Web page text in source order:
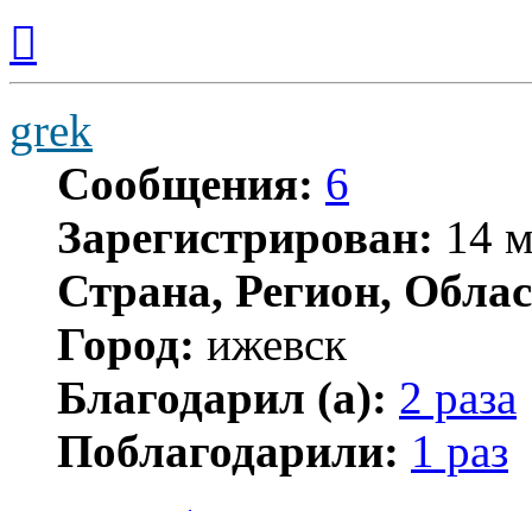
началу
grek
Сообщения: 6
Зарегистрирован: 14
Страна, Регион,
Город: ижевск
Благодарил (а): 2 раза
Поблагодарили: 1 раз